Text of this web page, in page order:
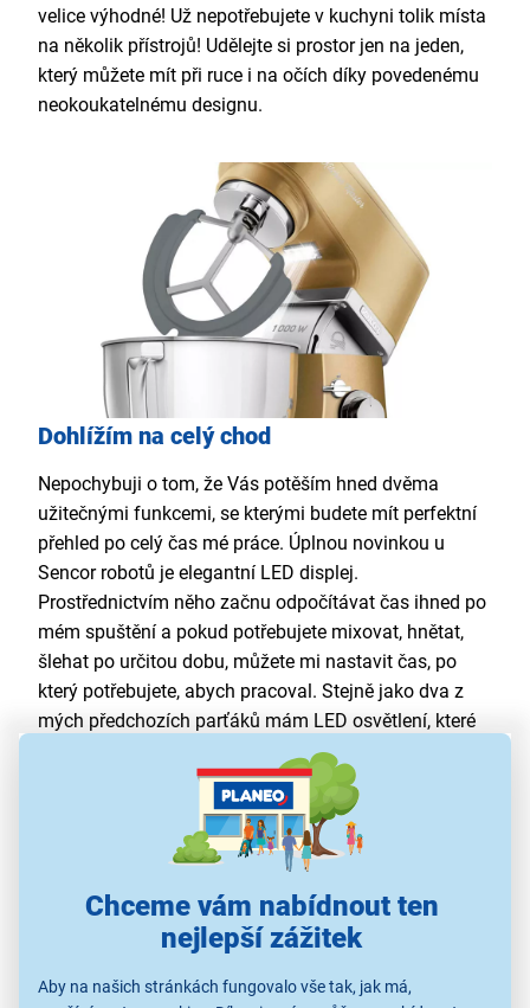
Chceme vám nabídnout ten
nejlepší zážitek
Aby na našich stránkách fungovalo vše tak, jak má,
velice výhodné! Už nepotřebujete v kuchyni tolik místa
na několik přístrojů! Udělejte si prostor jen na jeden,
který můžete mít při ruce i na očích díky povedenému
neokoukatelnému designu.
Dohlížím na celý chod
Nepochybuji o tom, že Vás potěším hned dvěma
užitečnými funkcemi, se kterými budete mít perfektní
přehled po celý čas mé práce. Úplnou novinkou u
Sencor robotů je elegantní LED displej.
Prostřednictvím něho začnu odpočítávat čas ihned po
mém spuštění a pokud potřebujete mixovat, hnětat,
šlehat po určitou dobu, můžete mi nastavit čas, po
který potřebujete, abych pracoval. Stejně jako dva z
mých předchozích parťáků mám LED osvětlení, které
je umístěno u multifunkční hlavice. Průběžně s ním
svítím na celý chod zpracování ingrediencí, aby mi nic